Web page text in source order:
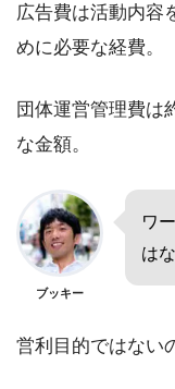
広告費は活動内容
めに必要な経費。
団体運営管理費は
な金額。
ブッキー
ワ
は
営利目的ではない